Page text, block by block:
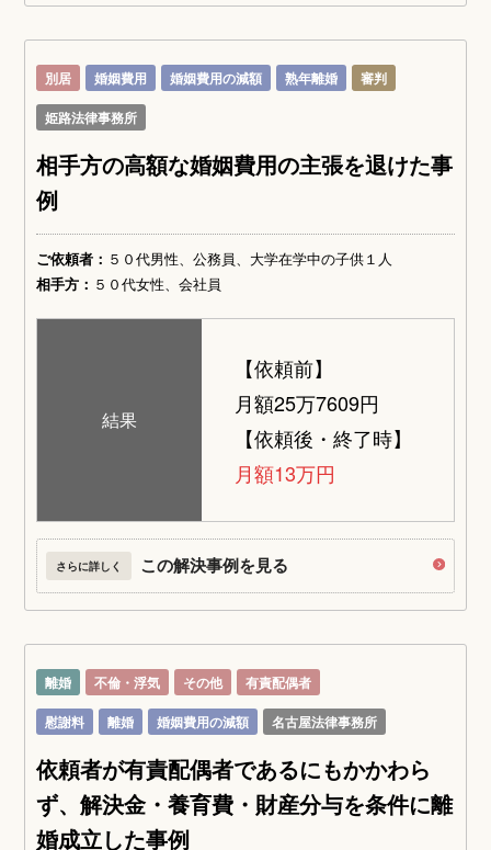
別居 婚姻費用 婚姻費用の減額 熟年離婚
審判
姫路法律事務所
相手方の高額な婚姻費用の主張を退けた事
例
ご依頼者： ５０代男性、公務員、大学在学中の子供１人
相手方： ５０代女性、会社員
結果
【依頼前】
月額25万7609円
【依頼後・終了時】
月額13万円
さらに詳しく この解決事例を見る
離婚 不倫・浮気 その他
有責配偶者
慰謝料
離婚 婚姻費用の減額 名古屋法律事務所
依頼者が有責配偶者であるにもかかわら
ず、解決金・養育費・財産分与を条件に離
婚成立した事例